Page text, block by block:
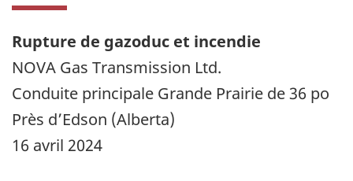
Rupture de gazoduc et incendie
NOVA Gas Transmission Ltd.
Conduite principale Grande Prairie de 36 po
Près d’Edson (Alberta)
16 avril 2024